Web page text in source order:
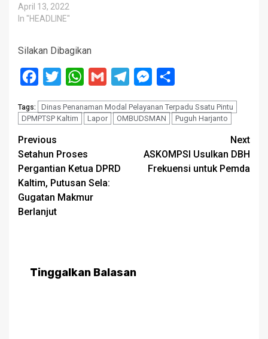
April 13, 2022
In "HEADLINE"
Silakan Dibagikan
Facebook
Twitter WhatsApp
Gmail TelegramMessenger
Tags:
Dinas Penanaman Modal Pelayanan Terpadu Ssatu Pintu
DPMPTSP Kaltim
Lapor OMBUDSMAN Puguh Harjanto
Post
navigation
Previous
Setahun Proses
Pergantian Ketua DPRD
Kaltim, Putusan Sela:
Gugatan Makmur
Berlanjut
Next
ASKOMPSI Usulkan DBH
Frekuensi untuk Pemda
Tinggalkan Balasan